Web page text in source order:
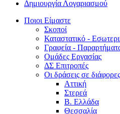
Δημιουργία Λογαριασμού
Ποιοι Είμαστε
Σκοποί
Καταστατικό -
Γραφεία -
Ομάδες Εργασίας
ΔΣ Επιτροπές
Οι δράσεις σε
Αττική
Στερεά
Β. Ελλάδα
Θεσσαλία